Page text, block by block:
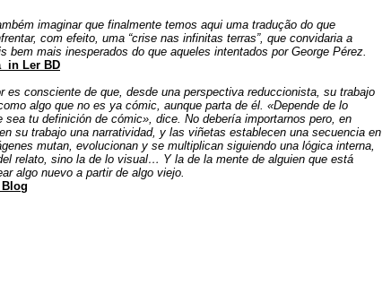
imaginar que finalmente temos aqui uma tradução do que
com efeito, uma “crise nas infinitas terras”, que convidaria a
bem mais inesperados do que aqueles intentados por George Pérez.
in Ler BD
es consciente de que, desde una perspectiva reduccionista, su trabajo
algo que no es ya cómic, aunque parta de él. «Depende de lo
sea tu definición de cómic», dice. No debería importarnos pero, en
su trabajo una narratividad, y las viñetas establecen una secuencia en
mutan, evolucionan y se multiplican siguiendo una lógica interna,
relato, sino la de lo visual… Y la de la mente de alguien que está
algo nuevo a partir de algo viejo.
Blog